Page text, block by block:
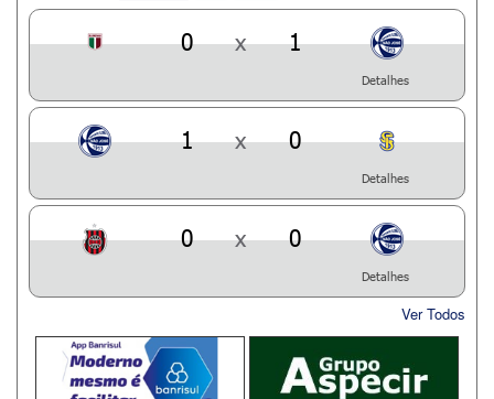
0 x 1
Detalhes
1 x 0
Detalhes
0 x 0
Detalhes
Ver Todos